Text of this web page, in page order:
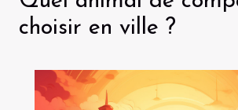
choisir en ville ?